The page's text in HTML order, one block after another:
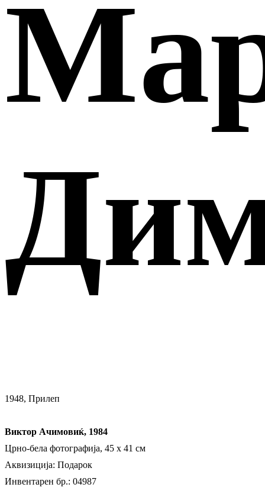
1948, Прилеп
Виктор Ачимовиќ, 1984
Црно-бела фотографија, 45 x 41 см
Аквизиција: Подарок
Инвентарен бр.: 04987